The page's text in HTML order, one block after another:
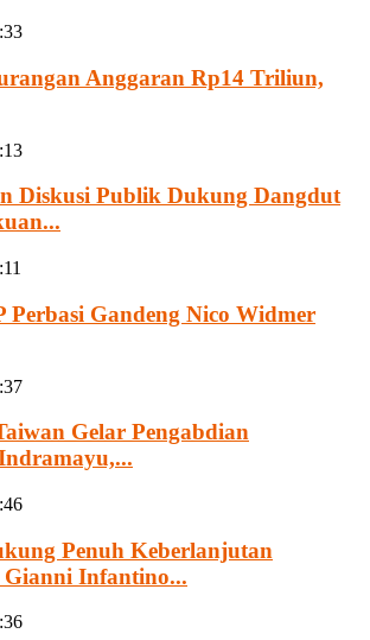
Anggaran Rp14 Triliun,
Diskusi Publik Dukung Dangdut
Perbasi Gandeng Nico Widmer
Gelar Pengabdian
Penuh Keberlanjutan
Infantino...